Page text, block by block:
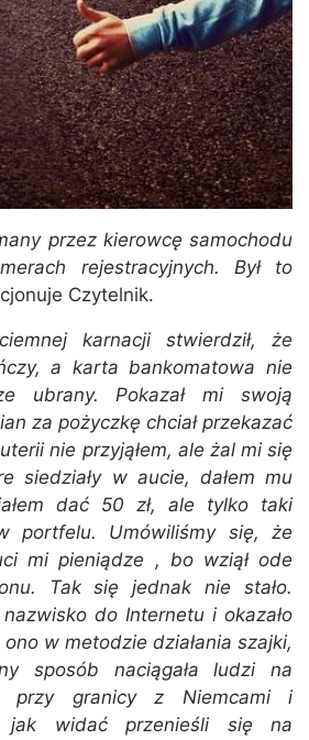
przez kierowcę samochodu
rejestracyjnych. Był to
Czytelnik.
karnacji stwierdził, że
a karta bankomatowa nie
ubrany. Pokazał mi swoją
za pożyczkę chciał przekazać
nie przyjąłem, ale żal mi się
siedziały w aucie, dałem mu
dać 50 zł, ale tylko taki
portfelu. Umówiliśmy się, że
mi pieniądze , bo wziął ode
Tak się jednak nie stało.
do Internetu i okazało
w metodzie działania szajki,
sposób naciągała ludzi na
przy granicy z Niemcami i
jak widać przenieśli się na